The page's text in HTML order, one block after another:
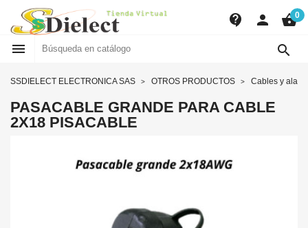
contact_support person shopping_basket0
 
SSDIELECT ELECTRONICA SAS OTROS PRODUCTOS Cables y
PASACABLE GRANDE PARA CABLE
2X18 PISACABLE